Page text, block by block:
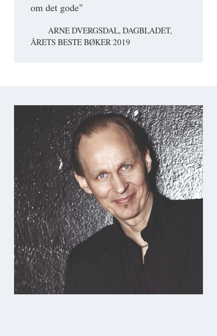
om det gode"
ARNE DVERGSDAL, DAGBLADET,
ÅRETS BESTE BØKER 2019